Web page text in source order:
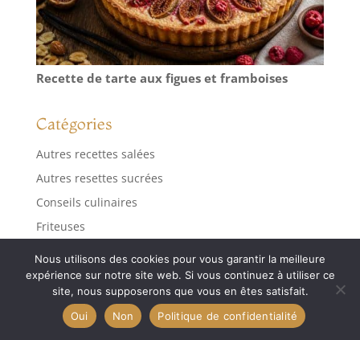
Recette de tarte aux figues et framboises
Catégories
Autres recettes salées
Autres resettes sucrées
Conseils culinaires
Friteuses
Gaufriers
Gaufriers et friteuses
Spécialités de bières
Nous utilisons des cookies pour vous garantir la meilleure
expérience sur notre site web. Si vous continuez à utiliser ce
site, nous supposerons que vous en êtes satisfait.
Oui
Non Politique de confidentialité